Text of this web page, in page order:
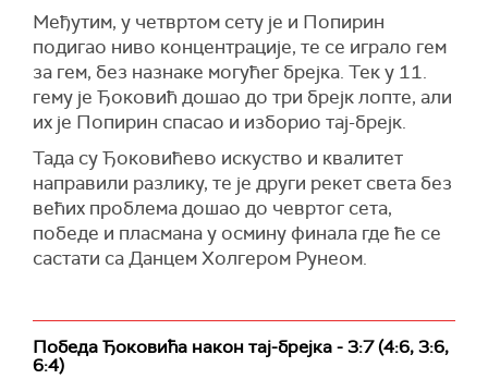
Међутим, у четвртом сету је и Попирин
подигао ниво концентрације, те се играло гем
за гем, без назнаке могућег брејка. Тек у 11.
гему је Ђоковић дошао до три брејк лопте, али
их је Попирин спасао и изборио тај-брејк.
Тада су Ђоковићево искуство и квалитет
направили разлику, те је други рекет света без
већих проблема дошао до чевртог сета,
победе и пласмана у осмину финала где ће се
састати са Данцем Холгером Рунеом.
Победа Ђоковића након тај-брејка - 3:7 (4:6, 3:6,
6:4)